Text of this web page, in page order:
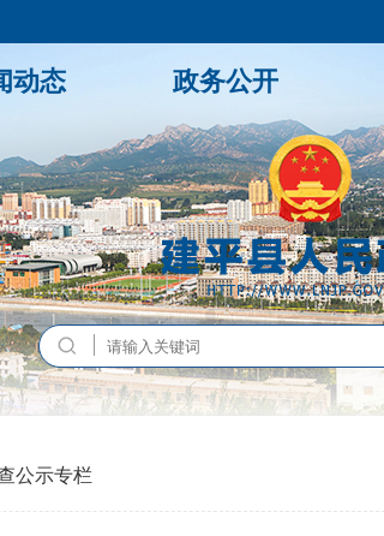
动态 政务公开
公示专栏